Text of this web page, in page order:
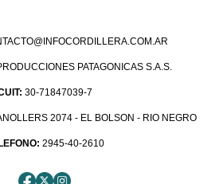
PATAGONICAS S.A.S.
30-71847039-7
2074 - EL BOLSON - RIO NEGRO
2945-40-2610